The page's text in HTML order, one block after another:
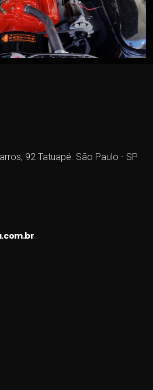
92 Tatuapé. São Paulo - SP